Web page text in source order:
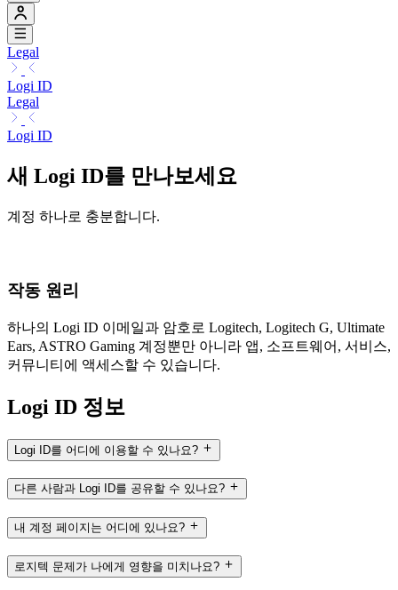
Legal
Logi ID
Legal
Logi ID
새 Logi ID를 만나보세요
계정 하나로 충분합니다.
작동 원리
하나의 Logi ID 이메일과 암호로 Logitech, Logitech G, Ultimate
Ears, ASTRO Gaming 계정뿐만 아니라 앱, 소프트웨어, 서비스,
커뮤니티에 액세스할 수 있습니다.
Logi ID 정보
Logi ID를 어디에 이용할 수 있나요?
다른 사람과 Logi ID를 공유할 수 있나요?
내 계정 페이지는 어디에 있나요?
로지텍 문제가 나에게 영향을 미치나요?